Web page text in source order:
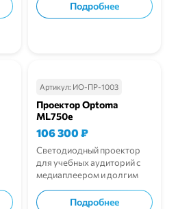
Подробнее
Артикул: ИО-ПР-1003
Проектор Optoma
ML750e
106 300₽
Светодиодный проектор
для учебных аудиторий с
медиаплеером и долгим
сроком службы.
Подробнее